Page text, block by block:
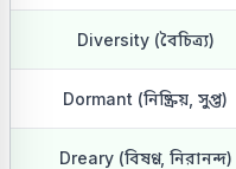
Diversity (বৈচিত্র্য)
Dormant (নিষ্ক্রিয়, সুপ্ত)
Dreary (বিষণ্ণ, নিরানন্দ)